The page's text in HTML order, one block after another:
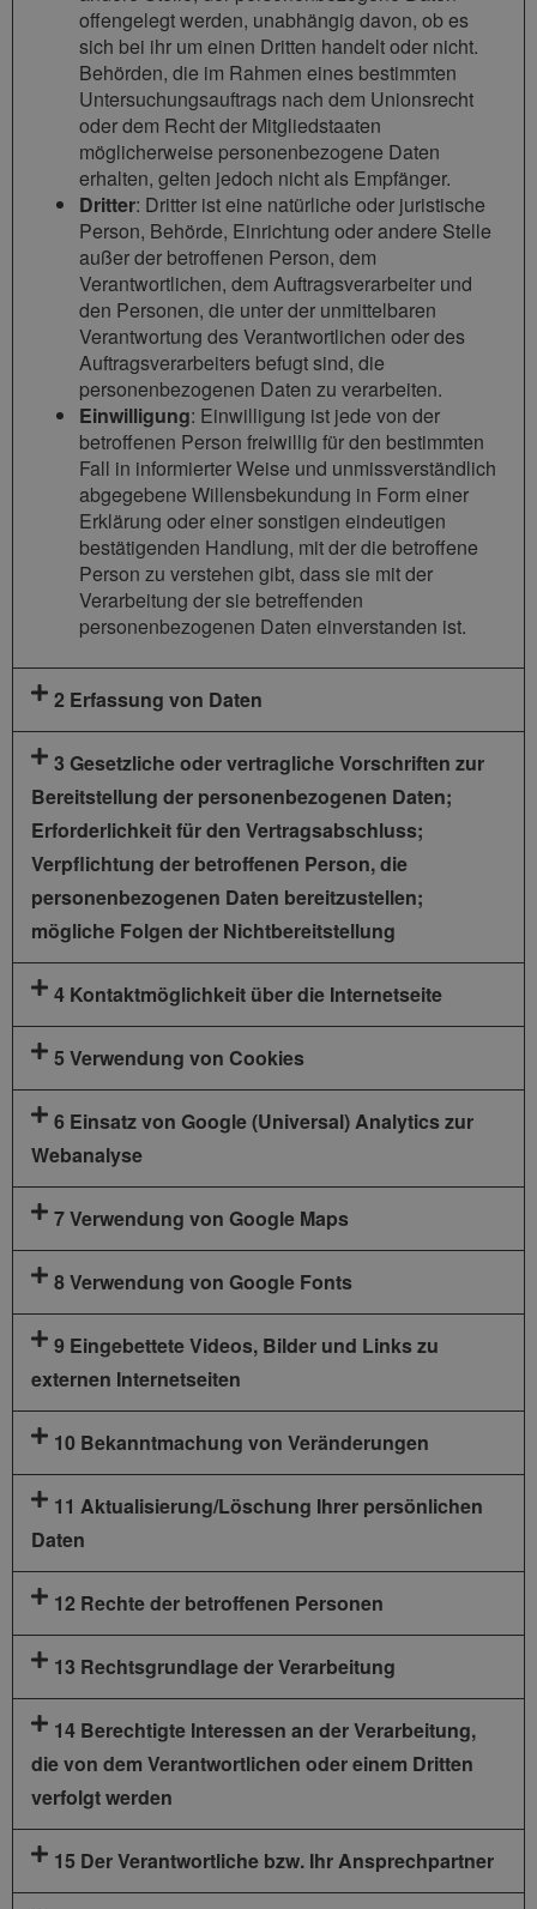
offengelegt werden, unabhängig davon, ob es
sich bei ihr um einen Dritten handelt oder nicht.
Behörden, die im Rahmen eines bestimmten
Untersuchungsauftrags nach dem Unionsrecht
oder dem Recht der Mitgliedstaaten
möglicherweise personenbezogene Daten
erhalten, gelten jedoch nicht als Empfänger.
Dritter: Dritter ist eine natürliche oder juristische
Person, Behörde, Einrichtung oder andere Stelle
außer der betroffenen Person, dem
Verantwortlichen, dem Auftragsverarbeiter und
den Personen, die unter der unmittelbaren
Verantwortung des Verantwortlichen oder des
Auftragsverarbeiters befugt sind, die
personenbezogenen Daten zu verarbeiten.
Einwilligung: Einwilligung ist jede von der
betroffenen Person freiwillig für den bestimmten
Fall in informierter Weise und unmissverständlich
abgegebene Willensbekundung in Form einer
Erklärung oder einer sonstigen eindeutigen
bestätigenden Handlung, mit der die betroffene
Person zu verstehen gibt, dass sie mit der
Verarbeitung der sie betreffenden
personenbezogenen Daten einverstanden ist.
2 Erfassung von Daten
3 Gesetzliche oder vertragliche Vorschriften zur
Bereitstellung der personenbezogenen Daten;
Erforderlichkeit für den Vertragsabschluss;
Verpflichtung der betroffenen Person, die
personenbezogenen Daten bereitzustellen;
mögliche Folgen der Nichtbereitstellung
4 Kontaktmöglichkeit über die Internetseite
5 Verwendung von Cookies
6 Einsatz von Google (Universal) Analytics zur
Webanalyse
7 Verwendung von Google Maps
8 Verwendung von Google Fonts
9 Eingebettete Videos, Bilder und Links zu
externen Internetseiten
10 Bekanntmachung von Veränderungen
11 Aktualisierung/Löschung Ihrer persönlichen
Daten
12 Rechte der betroffenen Personen
13 Rechtsgrundlage der Verarbeitung
14 Berechtigte Interessen an der Verarbeitung,
die von dem Verantwortlichen oder einem Dritten
verfolgt werden
15 Der Verantwortliche bzw. Ihr Ansprechpartner